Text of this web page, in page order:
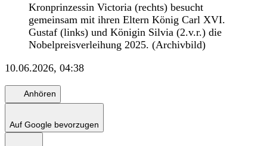
Kronprinzessin Victoria (rechts) besucht
gemeinsam mit ihren Eltern König Carl XVI.
Gustaf (links) und Königin Silvia (2.v.r.) die
Nobelpreisverleihung 2025. (Archivbild)
10.06.2026, 04:38
Anhören
Auf Google bevorzugen